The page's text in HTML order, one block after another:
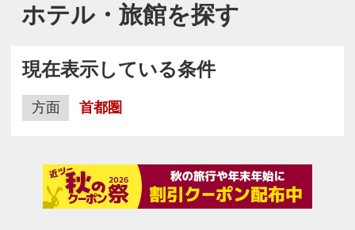
ホテル・旅館を探す
現在表示している条件
方面 首都圏